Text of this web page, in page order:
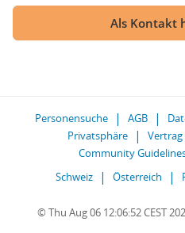
Als Kontakt
Personensuche AGB
Privatsphäre
Community
Schweiz
Österreich
© Thu Aug 06 12:06:52 CEST